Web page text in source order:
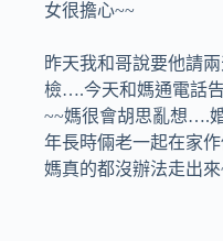
女很擔心~~
昨天我和哥說要他請
檢….今天和媽通電話
~~媽很會胡思亂想….
年長時倆老一起在家
媽真的都沒辦法走出